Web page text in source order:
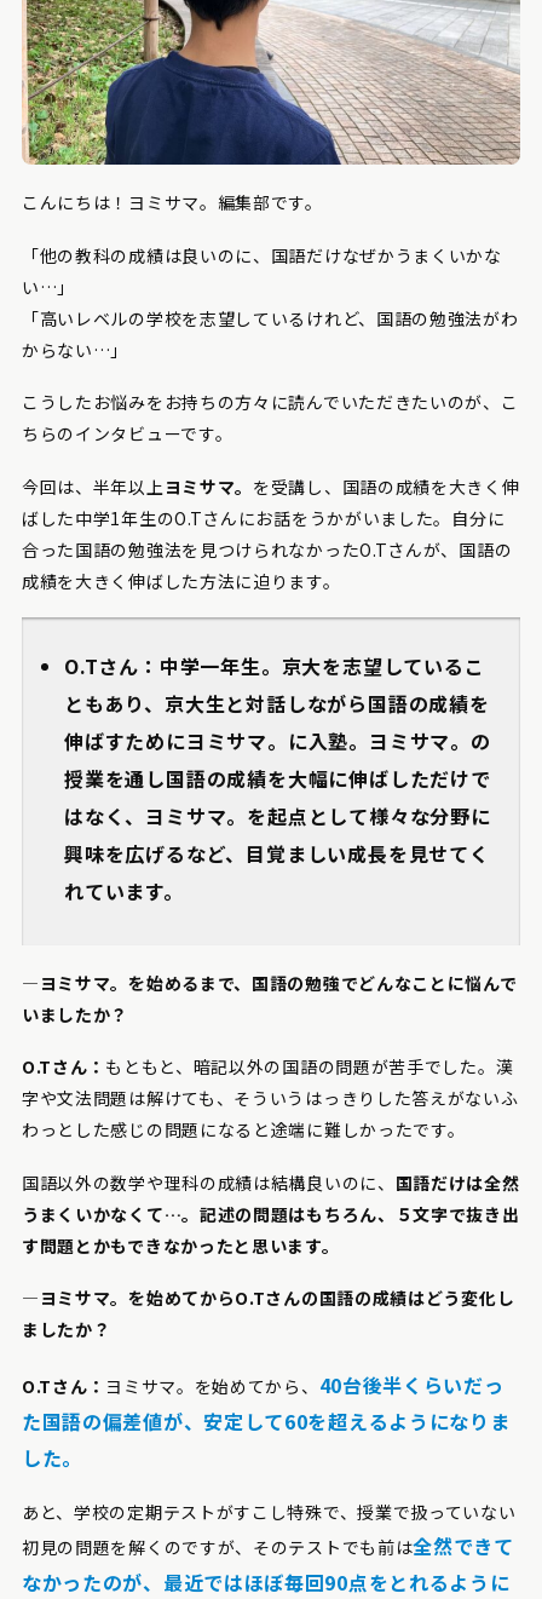
こんにちは！ヨミサマ。編集部です。
「他の教科の成績は良いのに、国語だけなぜかうまくいかな
い…」
「高いレベルの学校を志望しているけれど、国語の勉強法がわ
からない…」
こうしたお悩みをお持ちの方々に読んでいただきたいのが、こ
ちらのインタビューです。
今回は、半年以上 ヨミサマ。 を受講し、国語の成績を大きく伸
ばした中学1年生のO.Tさんにお話をうかがいました。自分に
合った国語の勉強法を見つけられなかったO.Tさんが、国語の
成績を大きく伸ばした方法に迫ります。
O.Tさん：中学一年生。京大を志望しているこ
ともあり、京大生と対話しながら国語の成績を
伸ばすためにヨミサマ。に入塾。ヨミサマ。の
授業を通し国語の成績を大幅に伸ばしただけで
はなく、ヨミサマ。を起点として様々な分野に
興味を広げるなど、目覚ましい成長を見せてく
れています。
―ヨミサマ。を始めるまで、国語の勉強でどんなことに悩んで
いましたか？
O.Tさん： もともと、暗記以外の国語の問題が苦手でした。漢
字や文法問題は解けても、そういうはっきりした答えがないふ
わっとした感じの問題になると途端に難しかったです。
国語以外の数学や理科の成績は結構良いのに、 国語だけは全然
うまくいかなくて…。記述の問題はもちろん、５文字で抜き出
す問題とかもできなかったと思います。
―ヨミサマ。を始めてからO.Tさんの国語の成績はどう変化し
ましたか？
O.Tさん： ヨミサマ。を始めてから、 40台後半くらいだっ
た国語の偏差値が、安定して60を超えるようになりま
した。
あと、学校の定期テストがすこし特殊で、授業で扱っていない
初見の問題を解くのですが、そのテストでも前は全然できて
なかったのが、最近ではほぼ毎回90点をとれるように